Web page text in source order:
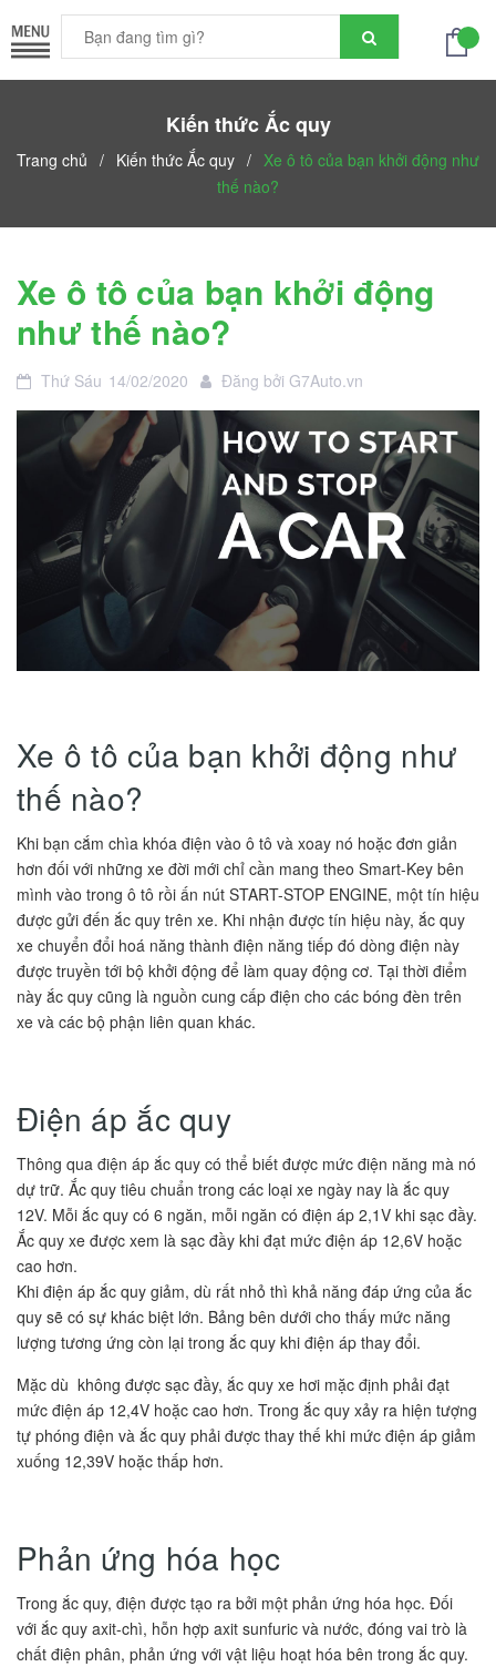
Kiến thức Ắc quy
Trang chủ / Kiến thức Ắc quy / Xe ô tô của bạn khởi động như
thế nào?
Xe ô tô của bạn khởi động
như thế nào?
Thứ Sáu 14/02/2020 Đăng bởi G7Auto.vn
Xe ô tô của bạn khởi động như
thế nào?
Khi bạn cắm chìa khóa điện vào ô tô và xoay nó hoặc đơn giản
hơn đối với những xe đời mới chỉ cần mang theo Smart-Key bên
mình vào trong ô tô rồi ấn nút START-STOP ENGINE, một tín hiệu
được gửi đến ắc quy trên xe. Khi nhận được tín hiệu này, ắc quy
xe chuyển đổi hoá năng thành điện năng tiếp đó dòng điện này
được truyền tới bộ khởi động để làm quay động cơ. Tại thời điểm
này ắc quy cũng là nguồn cung cấp điện cho các bóng đèn trên
xe và các bộ phận liên quan khác.
Điện áp ắc quy
Thông qua điện áp ắc quy có thể biết được mức điện năng mà nó
dự trữ. Ắc quy tiêu chuẩn trong các loại xe ngày nay là ắc quy
12V. Mỗi ắc quy có 6 ngăn, mỗi ngăn có điện áp 2,1V khi sạc đầy.
Ắc quy xe được xem là sạc đầy khi đạt mức điện áp 12,6V hoặc
cao hơn.
Khi điện áp ắc quy giảm, dù rất nhỏ thì khả năng đáp ứng của ắc
quy sẽ có sự khác biệt lớn. Bảng bên dưới cho thấy mức năng
lượng tương ứng còn lại trong ắc quy khi điện áp thay đổi.
Mặc dù không được sạc đầy, ắc quy xe hơi mặc định phải đạt
mức điện áp 12,4V hoặc cao hơn. Trong ắc quy xảy ra hiện tượng
tự phóng điện và ắc quy phải được thay thế khi mức điện áp giảm
xuống 12,39V hoặc thấp hơn.
Phản ứng hóa học
Trong ắc quy, điện được tạo ra bởi một phản ứng hóa học. Đối
với ắc quy axit-chì, hỗn hợp axit sunfuric và nước, đóng vai trò là
chất điện phân, phản ứng với vật liệu hoạt hóa bên trong ắc quy.